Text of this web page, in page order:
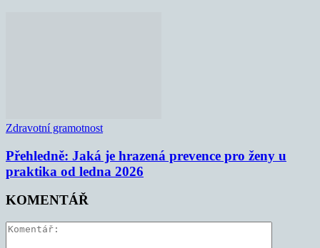
Zdravotní gramotnost
Přehledně: Jaká je hrazená prevence pro ženy u
praktika od ledna 2026
KOMENTÁŘ